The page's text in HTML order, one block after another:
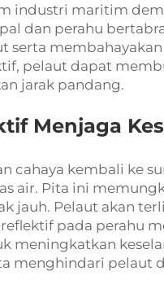
industri maritim
dan perahu
serta
pelaut dapat
jarak pandang.
Menjaga
cahaya kembali ke
air. Pita ini
jauh. Pelaut akan
pada perahu
meningkatkan
menghindari pelaut